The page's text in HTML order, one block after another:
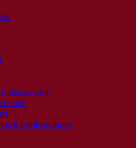
Restaurant
Lunch
& Confirmations